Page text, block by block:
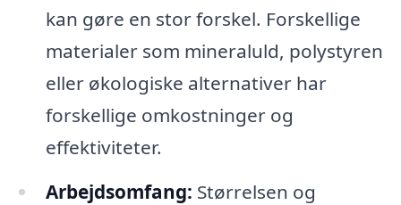
kan gøre en stor forskel. Forskellige
materialer som mineraluld, polystyren
eller økologiske alternativer har
forskellige omkostninger og
effektiviteter.
Arbejdsomfang: Størrelsen og